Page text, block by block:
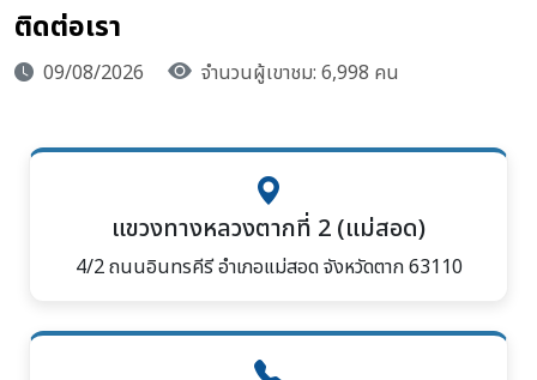
ติดต่อเรา
09/08/2026 จำนวนผู้เขาชม: 6,998 คน
แขวงทางหลวงตากที่ 2 (แม่สอด)
4/2 ถนนอินทรคีรี อำเภอแม่สอด จังหวัดตาก 63110